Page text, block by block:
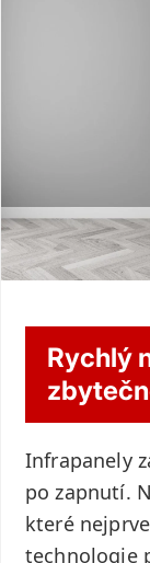
Rychlý
Infrapanely
po zapnutí.
které
technologie